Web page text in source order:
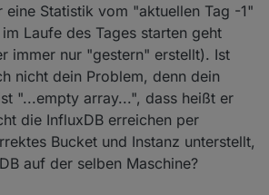
eine Statistik vom "aktuellen Tag -1"
Laufe des Tages starten geht
immer nur "gestern" erstellt). Ist
nicht dein Problem, denn dein
"...empty array...", dass heißt er
die InfluxDB erreichen per
Bucket und Instanz unterstellt,
auf der selben Maschine?